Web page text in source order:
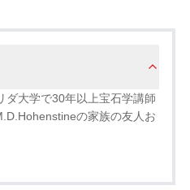
ダ大学で30年以上宝石学講師
の家族の友人お